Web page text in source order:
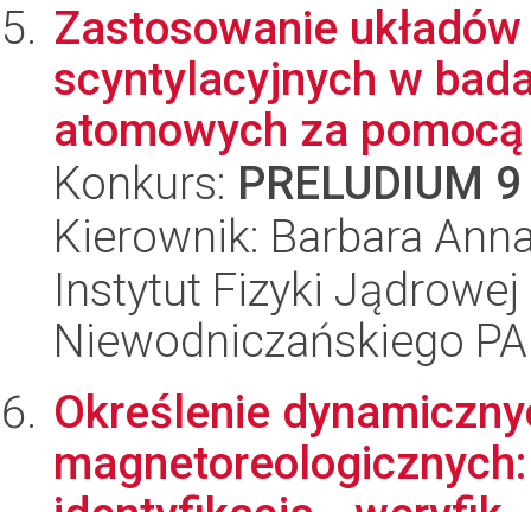
Zastosowanie
scyntylacyjnych w
atomowych za
Konkurs: PRELUDIUM 9
Kierownik: Barbara
Instytut Fizyki
Niewodniczańskiego
Określenie